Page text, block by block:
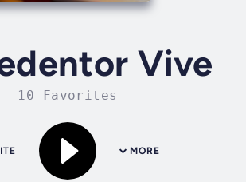
Vive
10 Favorites
MORE